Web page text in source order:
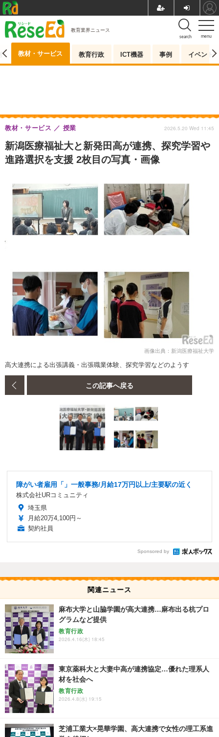
menu
search
教育業界ニュース
教材・サービス 教育行政 ICT機器 事例 イベント
新潟医療福祉大と新発田高が連携、探究学習や
進路選択を支援 2枚目の写真・画像
教材・サービス 授業 2026.5.20 Wed 11:45
画像出典：新潟医療福祉大学
高大連携による出張講義・出張職業体験、探究学習などのようす
この記事へ戻る
障がい者雇用「」一般事務/月給17万円以上/主要駅の近く
株式会社URコミュニティ
埼玉県
月給20万4,100円～
契約社員
Sponsored by
関連ニュース
麻布大学と山脇学園が高大連携…麻布出る杭プロ
グラムなど提供
教育行政
2026.4.16(木) 18:45
東京薬科大と大妻中高が連携協定…優れた理系人
材を社会へ
教育行政
2026.4.8(水) 19:15
芝浦工業大×晃華学園、高大連携で女性の理工系進